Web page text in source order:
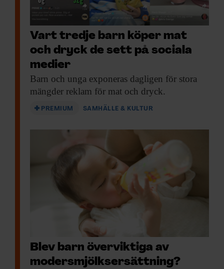
Vart tredje barn köper mat
och dryck de sett på sociala
medier
Barn och unga exponeras dagligen för stora
mängder reklam för mat och dryck.
PREMIUM SAMHÄLLE & KULTUR
Blev barn överviktiga av
moders­mjölks­ersättning?